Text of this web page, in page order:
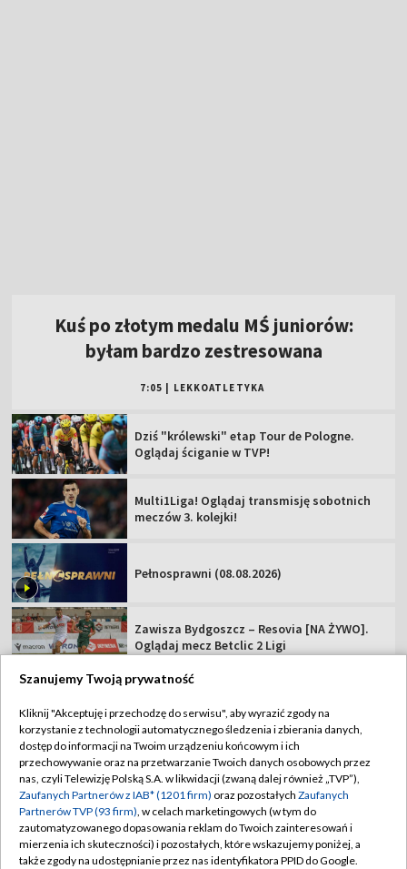
Multi1Liga! Oglądaj transmisję sobotnich
meczów 3. kolejki!
Zawisza Bydgoszcz – Resovia [NA ŻYWO].
Podhale Nowy Targ – Hutnik Kraków [NA
Abonament TVP
Sklep TVP
Biuro Reklamy
Oferta Handlowa
Telegazeta ogłoszenia
Regulamin TVP
Polityka prywatności
Moje zgody
Biuro reklamy
Kontakt
Szanujemy Twoją prywatność
Kliknij "Akceptuję i przechodzę do serwisu", aby wyrazić zgody na
korzystanie z technologii automatycznego śledzenia i zbierania danych,
dostęp do informacji na Twoim urządzeniu końcowym i ich
przechowywanie oraz na przetwarzanie Twoich danych osobowych przez
nas, czyli Telewizję Polską S.A. w likwidacji (zwaną dalej również „TVP”),
Zaufanych Partnerów z IAB* (1201 firm) oraz pozostałych Zaufanych
Partnerów TVP (93 firm), w celach marketingowych (w tym do
zautomatyzowanego dopasowania reklam do Twoich zainteresowań i
mierzenia ich skuteczności) i pozostałych, które wskazujemy poniżej, a
także zgody na udostępnianie przez nas identyfikatora PPID do Google.